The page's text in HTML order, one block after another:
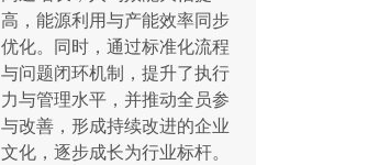
高，能源利用与产能效率同步
优化。同时，通过标准化流程
与问题闭环机制，提升了执行
力与管理水平，并推动全员参
与改善，形成持续改进的企业
文化，逐步成长为行业标杆。